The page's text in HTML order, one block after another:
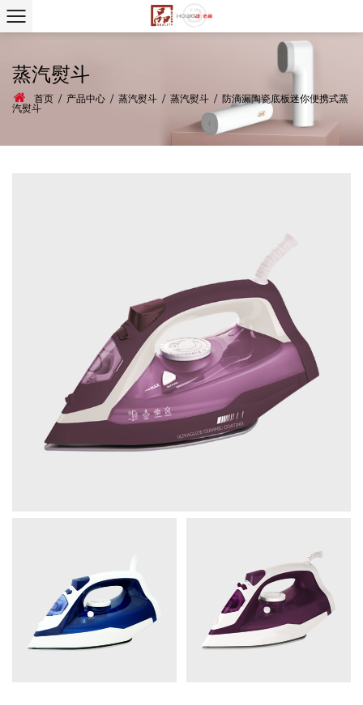
蒸汽熨斗
首页 / 产品中心 / 蒸汽熨斗 / 蒸汽熨斗 / 防滴漏陶瓷底板迷你便携式蒸
汽熨斗